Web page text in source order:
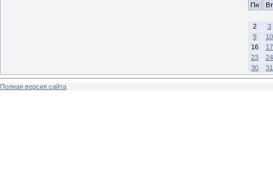
Пн
Вт
2
3
9
10
16
17
23
24
30
31
Полная версия сайта